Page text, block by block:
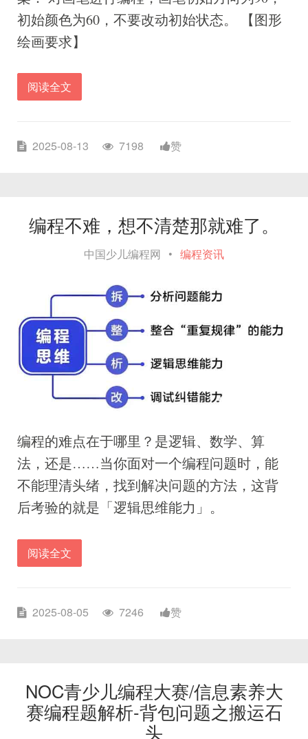
初始颜⾊为60，不要改动初始状态。 【图形
绘画要求】
阅读全文
2025-08-13 7198 赞
编程不难，想不清楚那就难了。
中国少儿编程网 • 编程资讯
编程的难点在于哪里？是逻辑、数学、算
法，还是……当你面对一个编程问题时，能
不能理清头绪，找到解决问题的方法，这背
后考验的就是「逻辑思维能力」。
阅读全文
2025-08-05 7246 赞
NOC青少儿编程大赛/信息素养大
赛编程题解析-背包问题之搬运石
头